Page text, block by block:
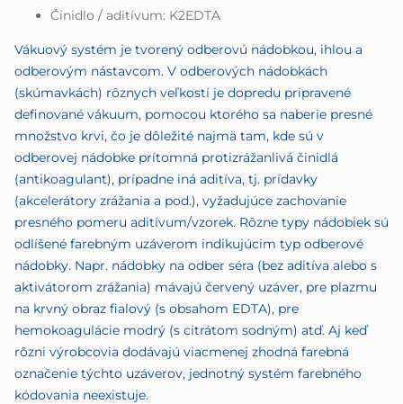
Činidlo / aditívum: K2EDTA
Vákuový systém je tvorený odberovú nádobkou, ihlou a
odberovým nástavcom. V odberových nádobkách
(skúmavkách) rôznych veľkostí je dopredu pripravené
definované vákuum, pomocou ktorého sa naberie presné
množstvo krvi, čo je dôležité najmä tam, kde sú v
odberovej nádobke prítomná protizrážanlivá činidlá
(antikoagulant), prípadne iná aditíva, tj. prídavky
(akcelerátory zrážania a pod.), vyžadujúce zachovanie
presného pomeru aditívum/vzorek. Rôzne typy nádobiek sú
odlíšené farebným uzáverom indikujúcim typ odberové
nádobky. Napr. nádobky na odber séra (bez aditíva alebo s
aktivátorom zrážania) mávajú červený uzáver, pre plazmu
na krvný obraz fialový (s obsahom EDTA), pre
hemokoagulácie modrý (s citrátom sodným) atď. Aj keď
rôzni výrobcovia dodávajú viacmenej zhodná farebná
označenie týchto uzáverov, jednotný systém farebného
kódovania neexistuje.